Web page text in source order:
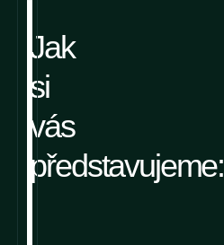
Jak
si
vás
představujeme: